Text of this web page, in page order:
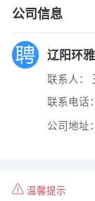
公司信息
辽阳环
联系人：
联系电话：
公司地址：
温馨提示